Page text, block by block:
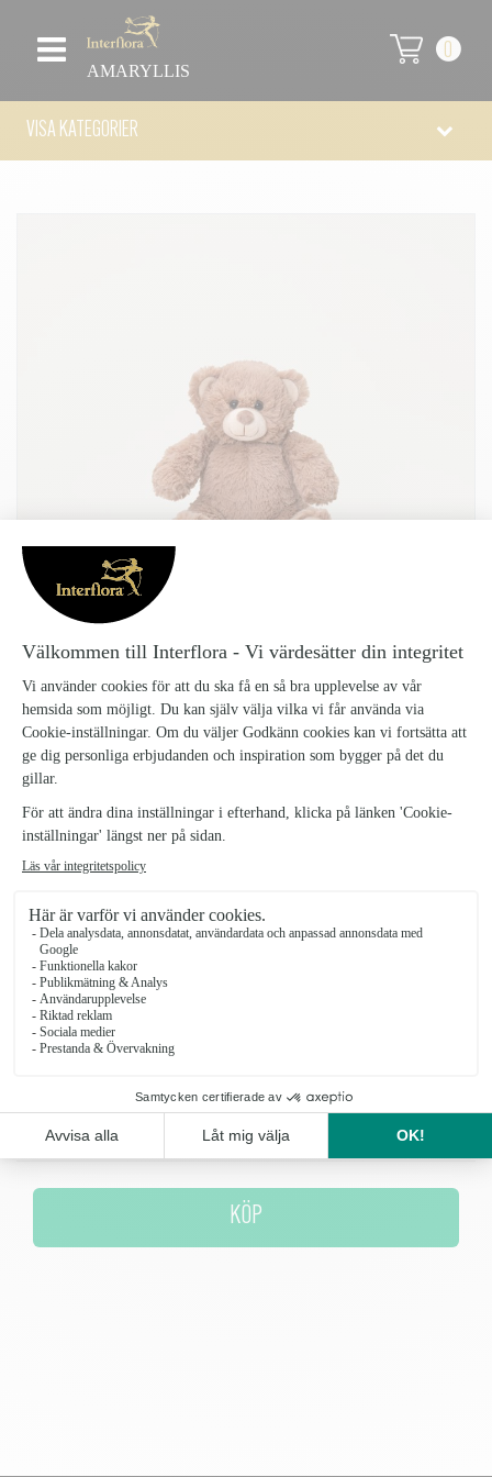
AMARYLLIS
0
VISA KATEGORIER
NALLE BOBO
99 kr
Varför inte skicka med våran gulliga nallebjörn Bobo - perfekt till nya
familjemedlemmar eller bara för att!
Antal
KÖP